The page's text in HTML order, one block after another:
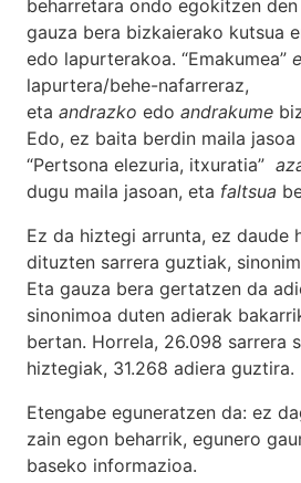
beharretara ondo egokitzen
gauza bera bizkaierako kutsua
edo lapurterakoa. “Emakumea”
lapurtera/behe-nafarreraz,
eta andrazko edo andrakume
Edo, ez baita berdin maila
“Pertsona elezuria, itxuratia”
dugu maila jasoan, eta faltsua
Ez da hiztegi arrunta, ez daude
dituzten sarrera guztiak,
Eta gauza bera gertatzen da
sinonimoa duten adierak
bertan. Horrela, 26.098 sarrera
hiztegiak, 31.268 adiera guztira.
Etengabe eguneratzen da: ez
zain egon beharrik, egunero
baseko informazioa.